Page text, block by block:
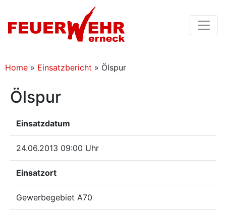
Home » Einsatzbericht » Ölspur
Ölspur
Einsatzdatum
24.06.2013 09:00 Uhr
Einsatzort
Gewerbegebiet A70